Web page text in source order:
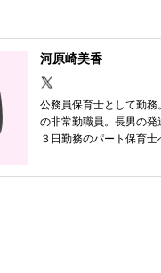
河原崎美香
公務員保育士として勤
の非常勤職員。長男の
３日勤務のパート保育